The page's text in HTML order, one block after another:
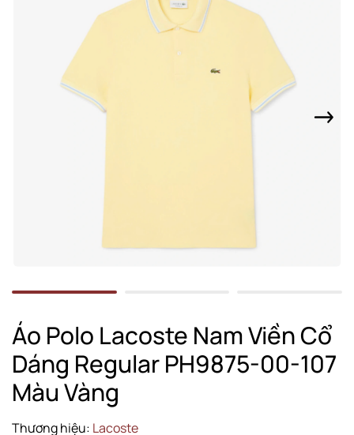
Áo Polo Lacoste Nam Viền Cổ
Dáng Regular PH9875-00-107
Màu Vàng
Thương hiệu: Lacoste